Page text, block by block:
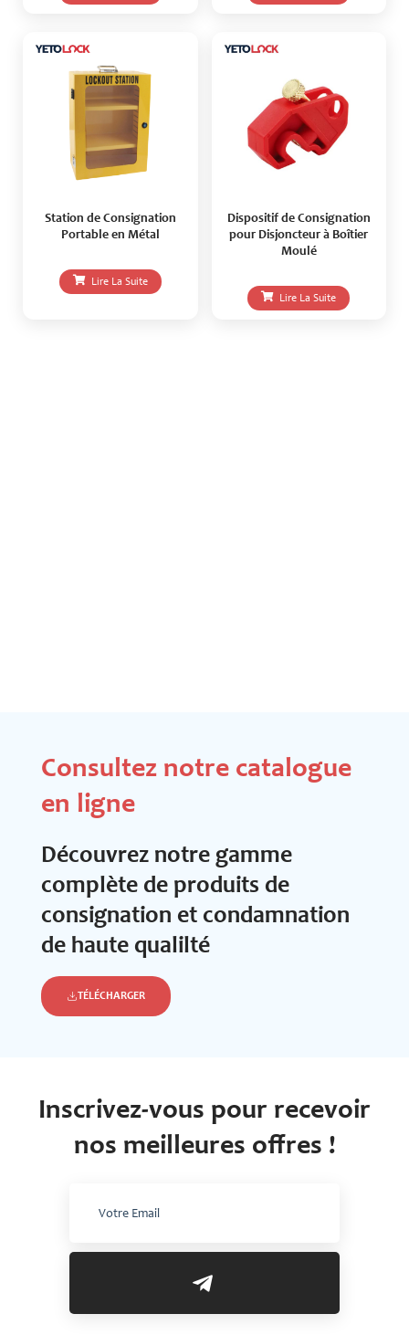
Station de Consignation
Portable en Métal
Lire La Suite
Dispositif de Consignation
pour Disjoncteur à Boîtier
Moulé
Lire La Suite
Consultez notre catalogue
en ligne
Découvrez notre gamme
complète de produits de
consignation et condamnation
de haute qualilté
TÉLÉCHARGER
Inscrivez-vous pour recevoir
nos meilleures offres !